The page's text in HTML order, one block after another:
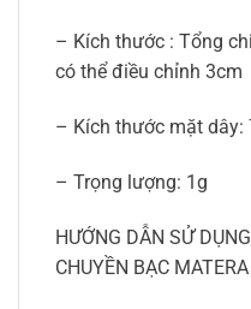
– Kích thước : Tổng
có thể điều chỉnh 3cm
– Kích thước mặt dây:
– Trọng lượng: 1g
HƯỚNG DẪN SỬ
CHUYỀN BẠC MATERA